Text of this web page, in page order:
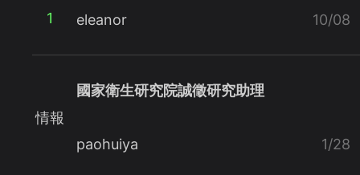
1 eleanor 10/08
情報
國家衛生研究院誠徵研究助理
paohuiya 1/28